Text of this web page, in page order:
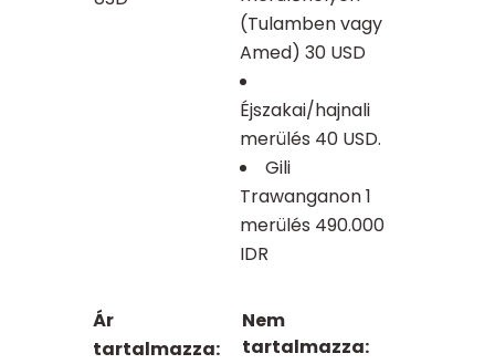
(Tulamben vagy
Amed) 30 USD
Éjszakai/hajnali
merülés 40 USD.
Gili
Trawanganon 1
merülés 490.000
IDR
Ár
tartalmazza:
Nem
tartalmazza: